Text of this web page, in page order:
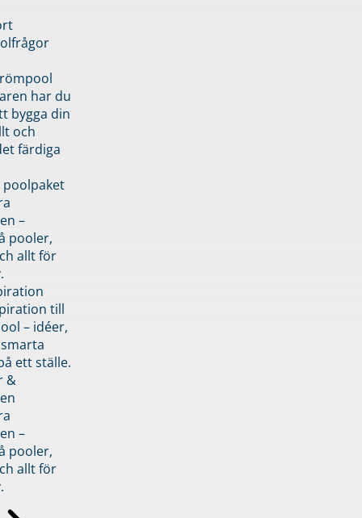
har du
bygga din
och
färdiga
–
pooler,
allt för
till
– idéer,
ett ställe.
&
–
pooler,
allt för